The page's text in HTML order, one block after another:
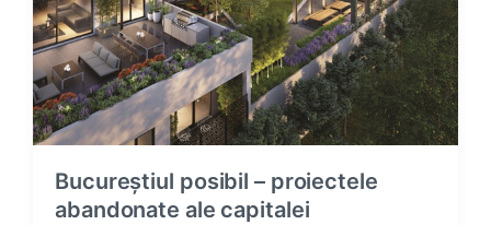
Bucureștiul posibil – proiectele
abandonate ale capitalei